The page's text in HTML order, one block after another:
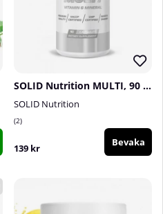
SOLID Nutrition MULTI, 90 tabs
SOLID Nutrition
2
139 kr Bevaka